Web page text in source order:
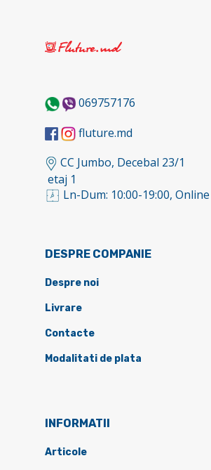
069757176
fluture.md
CC Jumbo, Decebal 23/1
etaj 1
Ln-Dum: 10:00-19:00,
DESPRE COMPANIE
Despre noi
Livrare
Contacte
Modalitati de plata
INFORMATII
Articole